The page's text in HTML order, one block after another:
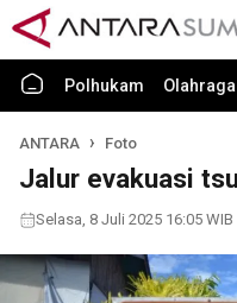
Polhukam Olahraga
ANTARA Foto
Jalur evakuasi
Selasa, 8 Juli 2025 16:05 WIB